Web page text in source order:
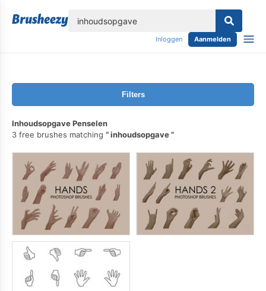
Inloggen Aanmelden
Filters
Inhoudsopgave Penselen
3 free brushes matching
inhoudsopgave